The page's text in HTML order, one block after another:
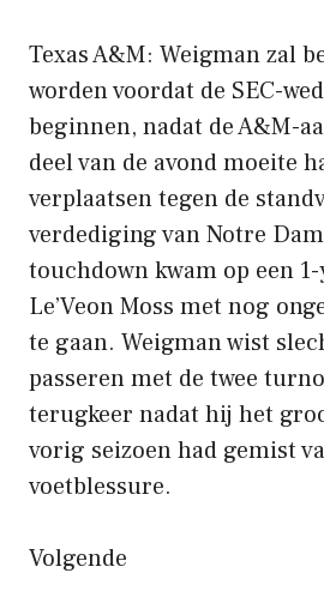
Texas A&M: Weigman zal
worden voordat de SEC-
beginnen, nadat de A&M-
deel van de avond moeite
verplaatsen tegen de
verdediging van Notre
touchdown kwam op een
Le’Veon Moss met nog
te gaan. Weigman wist
passeren met de twee
terugkeer nadat hij het
vorig seizoen had gemist
voetblessure.
Volgende